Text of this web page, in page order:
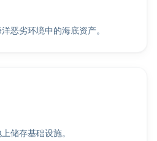
恶劣环境中的海底资产。
储存基础设施。